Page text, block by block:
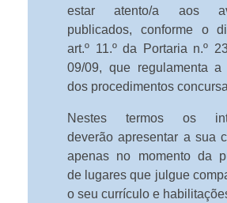
estar atento/a aos
publicados, conforme o
art.º 11.º da Portaria n.º
09/09, que regulamenta a
dos procedimentos
Nestes termos os
deverão apresentar a sua
apenas no momento da
de lugares que julgue
o seu currículo e